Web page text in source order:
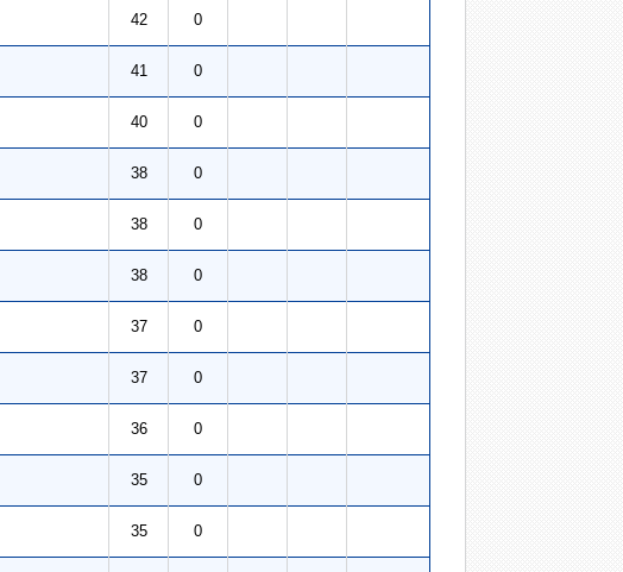
２ 42 0
４ 41 0
１ 40 0
２ 38 0
２ 38 0
３ 38 0
６ 37 0
１ 37 0
２ 36 0
６ 35 0
２ 35 0